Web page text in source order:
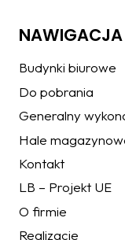
NAWIGACJA
Budynki biurowe
Do pobrania
Generalny
Hale
Kontakt
LB – Projekt UE
O firmie
Realizacje